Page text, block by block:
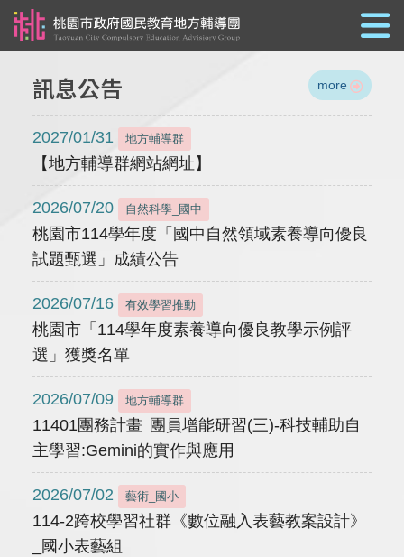
訊息公告 more
2027/01/31 地方輔導群
【地方輔導群網站網址】
2026/07/20 自然科學_國中
桃園市114學年度「國中自然領域素養導向優良
試題甄選」成績公告
2026/07/16 有效學習推動
桃園市「114學年度素養導向優良教學示例評
選」獲獎名單
2026/07/09 地方輔導群
11401團務計畫 團員增能研習(三)-科技輔助自
主學習:Gemini的實作與應用
2026/07/02 藝術_國小
114-2跨校學習社群《數位融入表藝教案設計》
_國小表藝組